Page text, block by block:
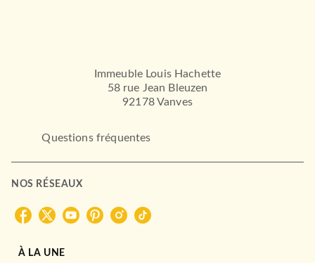
Immeuble Louis Hachette
58 rue Jean Bleuzen
92178 Vanves
Questions fréquentes
NOS RÉSEAUX
À LA UNE